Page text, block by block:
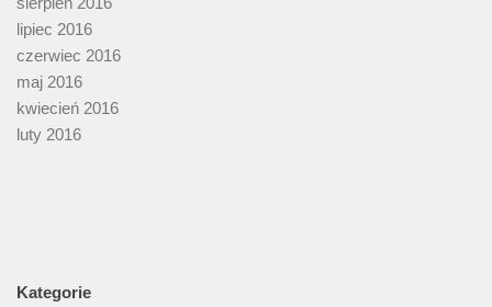
lipiec 2016
czerwiec 2016
maj 2016
kwiecień 2016
luty 2016
Kategorie